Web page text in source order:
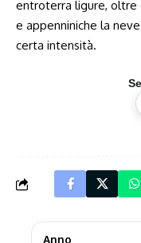
entroterra ligure, oltre
e appenniniche la
certa intensità.
Anno